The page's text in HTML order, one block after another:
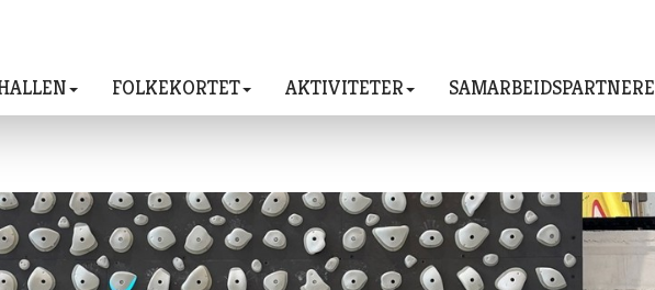
FOLKEKORTET AKTIVITETER SAMARBEIDSPARTNERE